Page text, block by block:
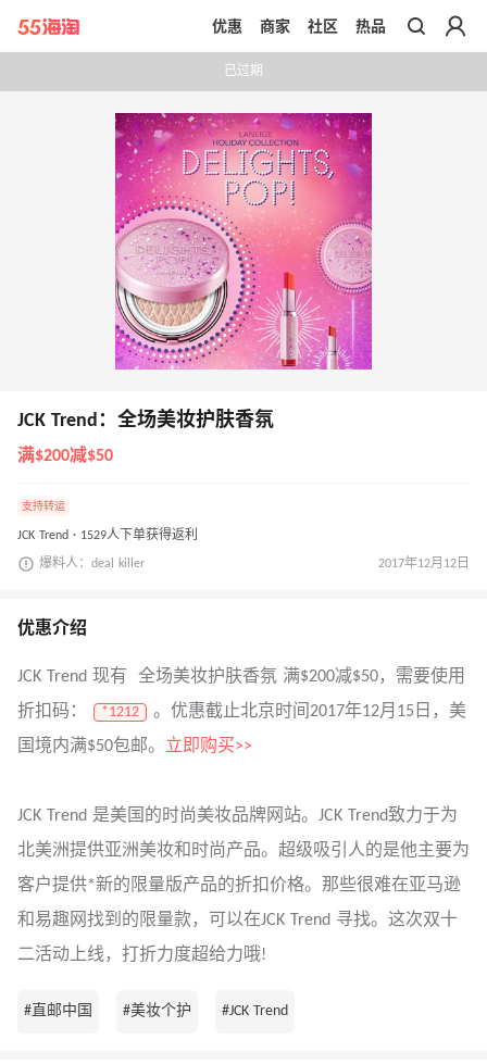
带你去官网买正品
优惠 商家 社区 热品
已过期
JCK Trend：全场美妆护肤香氛
满$200减$50
支持转运
JCK Trend · 1529人下单获得返利
爆料人：deal killer 2017年12月12日
优惠介绍
JCK Trend 现有 全场美妆护肤香氛 满$200减$50，需要使用
折扣码：
*1212
。优惠截止北京时间2017年12月15日，美
国境内满$50包邮。 立即购买>>
JCK Trend 是美国的时尚美妆品牌网站。JCK Trend致力于为
北美洲提供亚洲美妆和时尚产品。超级吸引人的是他主要为
客户提供*新的限量版产品的折扣价格。那些很难在亚马逊
和易趣网找到的限量款，可以在JCK Trend 寻找。这次双十
二活动上线，打折力度超给力哦!
#直邮中国 #美妆个护 #JCK Trend